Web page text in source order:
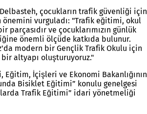
çocukların trafik güvenliği için
önemini vurguladı: "Trafik eğitimi, okul
parçasıdır ve çocuklarımızın günlük
önemli ölçüde katkıda bulunur.
modern bir Gençlik Trafik Okulu için
altyapı oluşturuyoruz."
İçişleri ve Ekonomi Bakanlığının
Bisiklet Eğitimi” konulu genelgesi
Trafik Eğitimi” idari yönetmeliği